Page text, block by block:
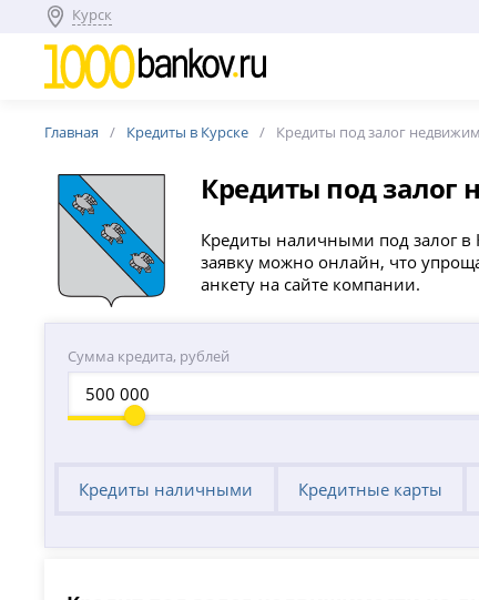
Курск
Главная Кредиты в Курске Кредиты под залог
Кредиты под залог
Кредиты наличными под залог в
заявку можно онлайн, что
анкету на сайте компании.
Сумма кредита, рублей
Кредиты наличными Кредитные карты